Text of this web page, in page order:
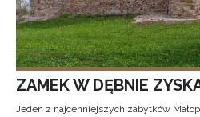
ZAMEK W DĘBNIE
Jeden z najcenniejszych zabytków